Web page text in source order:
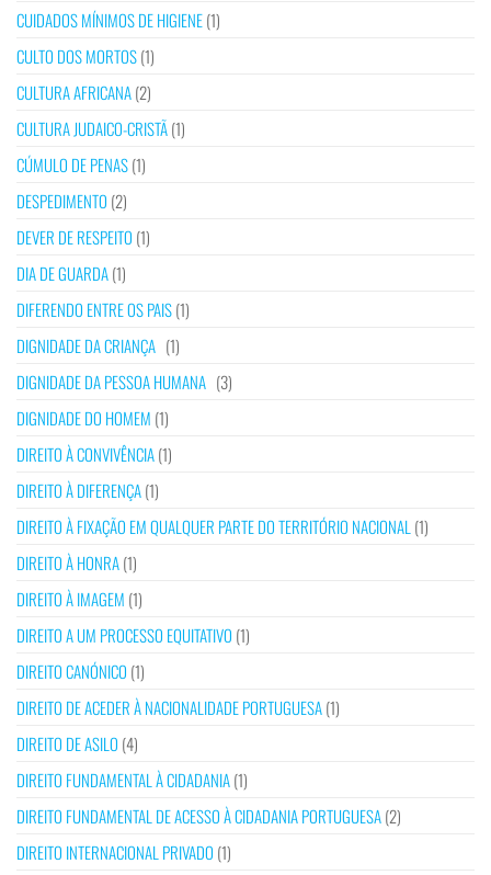
CUIDADOS MÍNIMOS DE HIGIENE(1)
CULTO DOS MORTOS(1)
CULTURA AFRICANA(2)
CULTURA JUDAICO-CRISTÃ(1)
CÚMULO DE PENAS(1)
DESPEDIMENTO (2)
DEVER DE RESPEITO (1)
DIA DE GUARDA(1)
DIFERENDO ENTRE OS PAIS(1)
DIGNIDADE DA CRIANÇA (1)
DIGNIDADE DA PESSOA HUMANA (3)
DIGNIDADE DO HOMEM (1)
DIREITO À CONVIVÊNCIA(1)
DIREITO À DIFERENÇA(1)
DIREITO À FIXAÇÃO EM QUALQUER PARTE DO TERRITÓRIO NACIONAL (1)
DIREITO À HONRA(1)
DIREITO À IMAGEM (1)
DIREITO A UM PROCESSO EQUITATIVO (1)
DIREITO CANÓNICO (1)
DIREITO DE ACEDER À NACIONALIDADE PORTUGUESA(1)
DIREITO DE ASILO (4)
DIREITO FUNDAMENTAL À CIDADANIA(1)
DIREITO FUNDAMENTAL DE ACESSO À CIDADANIA PORTUGUESA(2)
DIREITO INTERNACIONAL PRIVADO (1)